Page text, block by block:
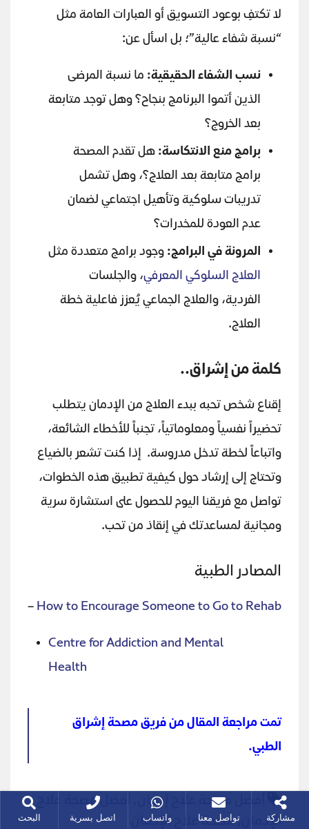
لا تكتفِ بوعود التسويق أو العبارات العامة مثل
“نسبة شفاء عالية”؛ بل اسأل عن:
نسب الشفاء الحقيقية: ما نسبة المرضى
الذين أتموا البرنامج بنجاح؟ وهل توجد متابعة
بعد الخروج؟
برامج منع الانتكاسة: هل تقدم المصحة
برامج متابعة بعد العلاج؟، وهل تشمل
تدريبات سلوكية وتأهيل اجتماعي لضمان
عدم العودة للمخدرات؟
المرونة في البرامج: وجود برامج متعددة مثل
العلاج السلوكي المعرفي، والجلسات
الفردية، والعلاج الجماعي يُعزز فاعلية خطة
العلاج.
كلمة من إشراق..
إقناع شخص تحبه ببدء العلاج من الإدمان يتطلب
تحضيراً نفسياً ومعلوماتياً، تجنباً للأخطاء الشائعة،
واتباعاً لخطة تدخل مدروسة. إذا كنت تشعر بالضياع
وتحتاج إلى إرشاد حول كيفية تطبيق هذه الخطوات،
تواصل مع فريقنا اليوم للحصول على استشارة سرية
ومجانية لمساعدتك في إنقاذ من تحب.
المصادر الطبية
– How to Encourage Someone to Go to Rehab
Centre for Addiction and Mental
Health
تمت مراجعة المقال من فريق مصحة إشراق
الطبي.
أفضل مصحة علاج إدمان
أفضل مصحة علاج
الإدمان ,مصحة علاج الإدمان مشاركة تواصل معنا واتساب اتصل بسرية البحث